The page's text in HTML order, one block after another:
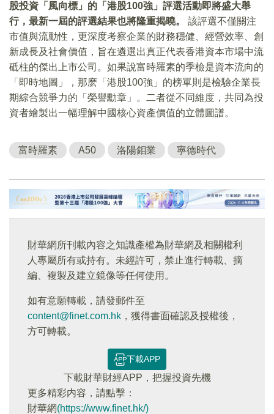
股投資「風向標」的「港股100強」評選活動即將盛大舉
行，最新一屆的評選結果也將隆重揭曉。
該評選不僅關注
市值與流動性，更深度考察企業的財務穩健、經營效率、創
新成長及社會價值，旨在遴選出真正代表香港資本市場中流
砥柱的傑出上市公司。如果說富時羅素的季檢是資本流向的
「即時地圖」，那麽「港股100強」的榜單則是檢驗企業長
期綜合競爭力的「榮譽勳章」。二者從不同維度，共同為投
資者繪製出一幅理解中國核心資產價值的立體圖譜。
富時羅素 A50 洛陽鉬業 寧德時代
財華網所刊載內容之知識產權為財華網及相關權利
人專屬所有或持有。未經許可，禁止進行轉載、摘
編、複製及建立鏡像等任何使用。
如有意願轉載，請發郵件至
content@finet.com.hk ，獲得書面確認及授權後，
方可轉載。
下載APP
下載財華財經APP，把握投資先機
更多精彩内容，請點擊：
財華網(https://www.finet.hk/)